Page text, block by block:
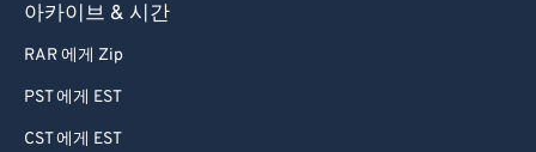
아카이브 & 시간
RAR 에게 Zip
PST 에게 EST
CST 에게 EST